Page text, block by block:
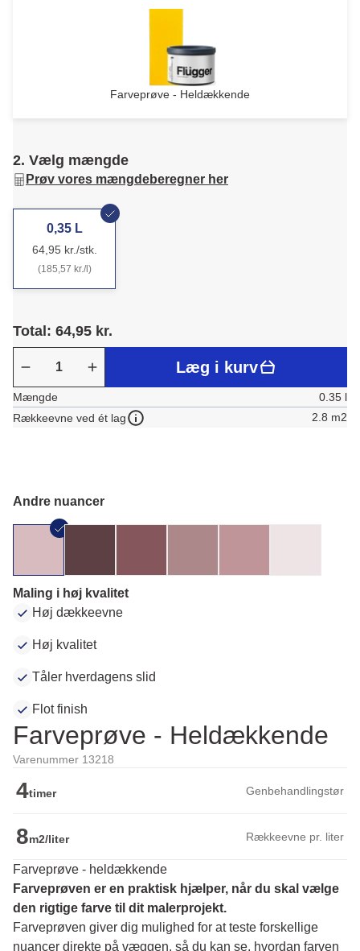
Farveprøve - Heldækkende
2. Vælg mængde
Prøv vores mængdeberegner her
0,35 L
64,95 kr./stk.
(185,57 kr./l)
Total: 64,95 kr.
Læg i kurv
Mængde
0.35 l
Rækkeevne ved ét lag
2.8 m2
Andre nuancer
Maling i høj kvalitet
Høj dækkeevne
Høj kvalitet
Tåler hverdagens slid
Flot finish
Farveprøve - Heldækkende
Varenummer 13218
4timer Genbehandlingstør
8m2/liter Rækkeevne pr. liter
Farveprøve - heldækkende
Farveprøven er en praktisk hjælper, når du skal vælge
den rigtige farve til dit malerprojekt.
Farveprøven giver dig mulighed for at teste forskellige
nuancer direkte på væggen, så du kan se, hvordan farven